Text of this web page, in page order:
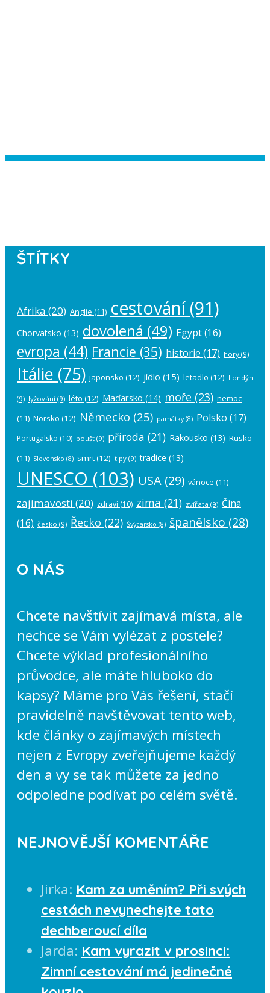
ŠTÍTKY
Afrika (20) Anglie (11) cestování(91)
Chorvatsko (13) dovolená (49) Egypt(16)
evropa (44) Francie (35) historie (17) hory (9)
Itálie (75) japonsko (12) jídlo (15) letadlo (12) Londýn
(9) lyžování (9) léto (12) Maďarsko (14) moře (23) nemoc
(11) Norsko (12) Německo (25) památky(8) Polsko (17)
Portugalsko (10) poušť(9) příroda (21) Rakousko (13) Rusko
(11) Slovensko (8) smrt(12) tipy (9) tradice (13)
UNESCO (103) USA (29) vánoce (11)
zajímavosti (20) zdraví (10) zima (21) zvířata (9) Čína
(16) česko (9) Řecko (22) Švýcarsko (8) španělsko (28)
O NÁS
Chcete navštívit zajímavá místa, ale
nechce se Vám vylézat z postele?
Chcete výklad profesionálního
průvodce, ale máte hluboko do
kapsy? Máme pro Vás řešení, stačí
pravidelně navštěvovat tento web,
kde články o zajímavých místech
nejen z Evropy zveřejňujeme každý
den a vy se tak můžete za jedno
odpoledne podívat po celém světě.
NEJNOVĚJŠÍ KOMENTÁŘE
Jirka: Kam za uměním? Při svých
cestách nevynechejte tato
dechberoucí díla
Jarda: Kam vyrazit v prosinci:
Zimní cestování má jedinečné